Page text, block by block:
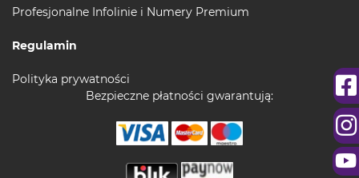
Profesjonalne Infolinie i Numery Premium
Regulamin
Polityka prywatności
Bezpieczne płatności gwarantują: